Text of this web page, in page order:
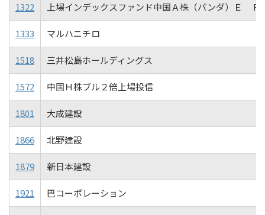
1322 上場インデックスファンド中国Ａ株（パンダ）Ｅ
1333 マルハニチロ
1518 三井松島ホールディングス
1572 中国Ｈ株ブル２倍上場投信
1801 大成建設
1866 北野建設
1879 新日本建設
1921 巴コーポレーション